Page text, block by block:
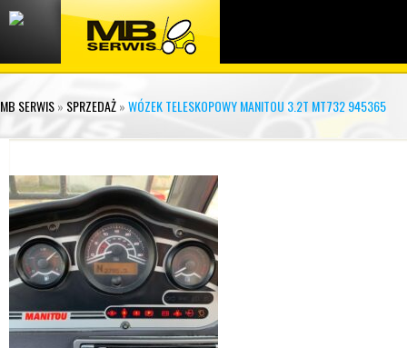
MB SERWIS» SPRZEDAŻ»WÓZEK TELESKOPOWY MANITOU 3.2T MT732 945365